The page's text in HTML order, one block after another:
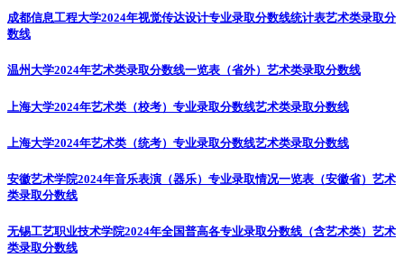
成都信息工程大学2024年视觉传达设计专业录取分数线统计表艺术类录取分
数线
温州大学2024年艺术类录取分数线一览表（省外） 艺术类录取分数线
上海大学2024年艺术类（校考）专业录取分数线艺术类录取分数线
上海大学2024年艺术类（统考）专业录取分数线艺术类录取分数线
安徽艺术学院2024年音乐表演（器乐）专业录取情况一览表（安徽省） 艺术
类录取分数线
无锡工艺职业技术学院2024年全国普高各专业录取分数线（含艺术类） 艺术
类录取分数线